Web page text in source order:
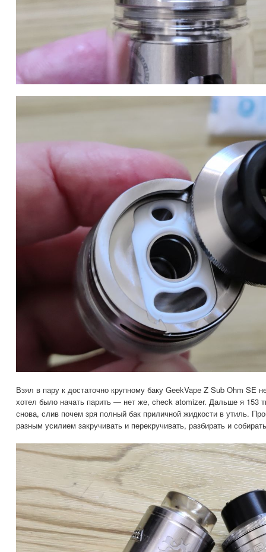
Взял в пару к достаточно крупному баку GeekVape Z Sub Ohm SE
хотел было начать парить — нет же, check atomizer. Дальше я 153
снова, слив почем зря полный бак приличной жидкости в утиль.
разным усилием закручивать и перекручивать, разбирать и